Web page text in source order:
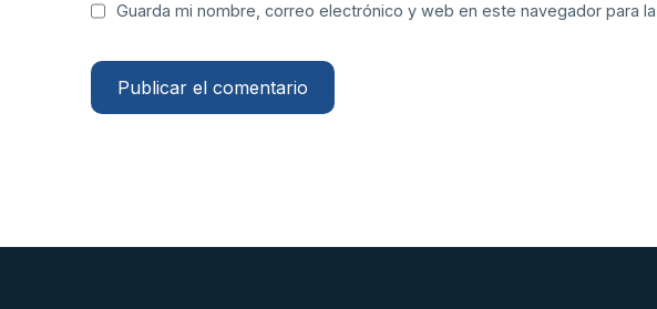
Guarda mi nombre, correo electrónico y web en este navegador para